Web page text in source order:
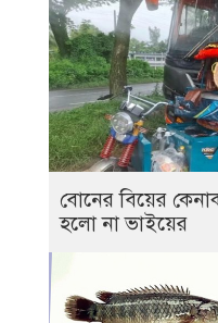
বোনের বিয়ের
হলো না ভাইয়ের